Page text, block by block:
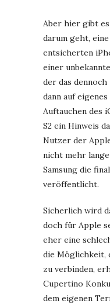
Aber hier gibt
darum geht,
entsicherten
einer
der das
dann auf
Auftauchen des
S2 ein Hinweis
Nutzer der
nicht mehr lange
Samsung die
veröffentlicht.
Sicherlich wird
doch für Apple
eher eine
die Möglichkeit,
zu verbinden,
Cupertino
dem eigenen